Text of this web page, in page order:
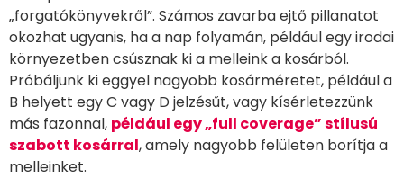
„forgatókönyvekről”. Számos zavarba ejtő pillanatot
okozhat ugyanis, ha a nap folyamán, például egy irodai
környezetben csúsznak ki a melleink a kosárból.
Próbáljunk ki eggyel nagyobb kosárméretet, például a
B helyett egy C vagy D jelzésűt, vagy kísérletezzünk
más fazonnal, például egy „full coverage” stílusú
szabott kosárral, amely nagyobb felületen borítja a
melleinket.